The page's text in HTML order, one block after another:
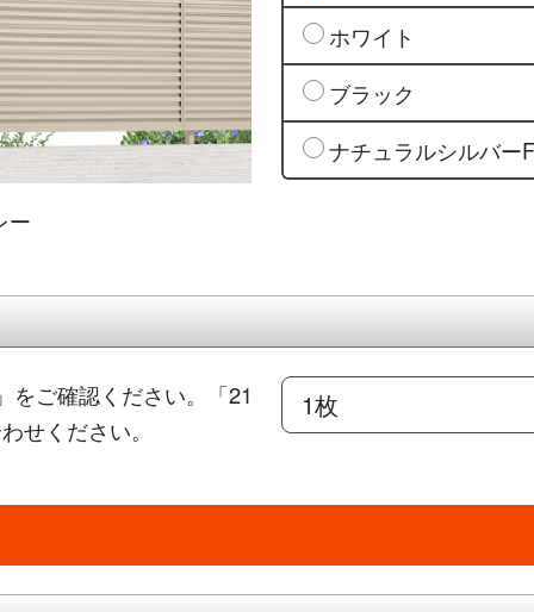
ー
ホワイト
ブラック
ナチュラルシルバー
をご確認ください。「21
せください。